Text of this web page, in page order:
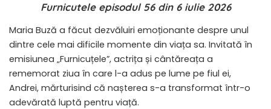
Furnicutele episodul 56 din 6 iulie 2026
Maria Buză a făcut dezvăluiri emoționante despre unul
dintre cele mai dificile momente din viața sa. Invitată în
emisiunea „Furnicuțele”, actrița și cântăreața a
rememorat ziua în care l-a adus pe lume pe fiul ei,
Andrei, mărturisind că nașterea s-a transformat într-o
adevărată luptă pentru viață.